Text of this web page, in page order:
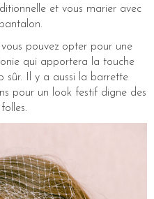
et vous marier avec
pouvez opter pour une
qui apportera la touche
sûr. Il y a aussi la barrette
pour un look festif digne des